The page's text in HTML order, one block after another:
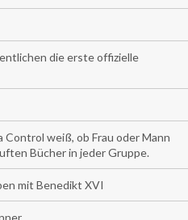
die erste offizielle
Control weiß, ob Frau oder Mann
Bücher in jeder Gruppe.
mit Benedikt XVI